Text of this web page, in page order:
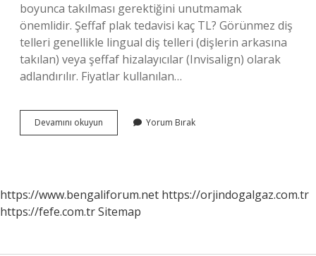
boyunca takılması gerektiğini unutmamak
önemlidir. Şeffaf plak tedavisi kaç TL? Görünmez diş
telleri genellikle lingual diş telleri (dişlerin arkasına
takılan) veya şeffaf hizalayıcılar (Invisalign) olarak
adlandırılır. Fiyatlar kullanılan…
Devamını okuyun
Plak
Yorum Bırak
https://www.bengaliforum.net https://orjindogalgaz.com.tr
https://fefe.com.trSitemap